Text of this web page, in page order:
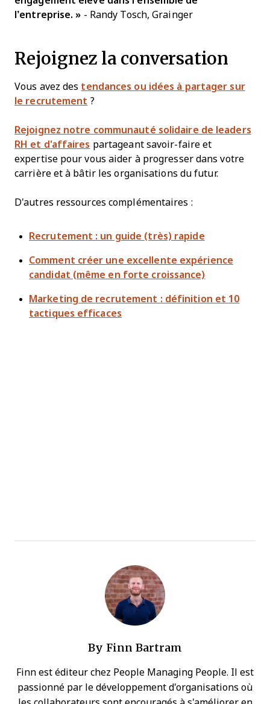
l’entreprise. » - Randy Tosch, Grainger
Rejoignez la conversation
Vous avez des tendances ou idées à partager sur
le recrutement ?
Rejoignez notre communauté solidaire de leaders
RH et d'affaires partageant savoir-faire et
expertise pour vous aider à progresser dans votre
carrière et à bâtir les organisations du futur.
D'autres ressources complémentaires :
Recrutement : un guide (très) rapide
Comment créer une excellente expérience
candidat (même en forte croissance)
Marketing de recrutement : définition et 10
tactiques efficaces
By Finn Bartram
Finn est éditeur chez People Managing People. Il est
passionné par le développement d'organisations où